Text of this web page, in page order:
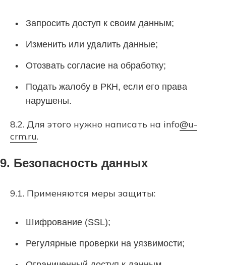
Запросить доступ к своим данным;
Изменить или удалить данные;
Отозвать согласие на обработку;
Подать жалобу в РКН, если его права
нарушены.
8.2. Для этого нужно написать на info@u-
crm.ru.
9. Безопасность данных
9.1. Применяются меры защиты:
Шифрование (SSL);
Регулярные проверки на уязвимости;